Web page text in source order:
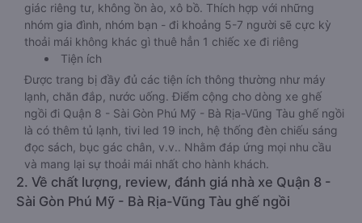
giác riêng tư, không ồn ào, xô bồ. Thích hợp với những
nhóm gia đình, nhóm bạn - đi khoảng 5-7 người sẽ cực kỳ
thoải mái không khác gì thuê hẳn 1 chiếc xe đi riêng
Tiện ích
Được trang bị đầy đủ các tiện ích thông thường như máy
lạnh, chăn đắp, nước uống. Điểm cộng cho dòng xe ghế
ngồi đi Quận 8 - Sài Gòn Phú Mỹ - Bà Rịa-Vũng Tàu ghế ngồi
là có thêm tủ lạnh, tivi led 19 inch, hệ thống đèn chiếu sáng
đọc sách, bục gác chân, v.v.. Nhằm đáp ứng mọi nhu cầu
và mang lại sự thoải mái nhất cho hành khách.
2. Về chất lượng, review, đánh giá nhà xe Quận 8 -
Sài Gòn Phú Mỹ - Bà Rịa-Vũng Tàu ghế ngồi